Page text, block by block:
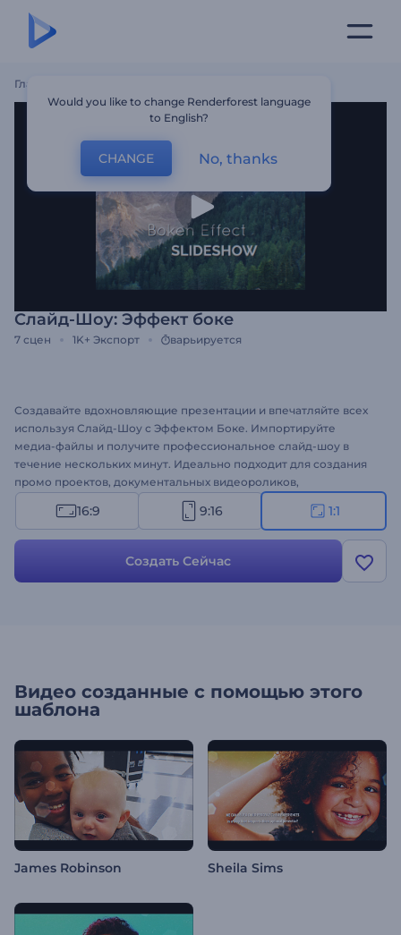
Главная
Слайд-Шоу: Эффект боке
7 сцен 1K+ Экспорт варьируется
Создавайте вдохновляющие презентации и впечатляйте всех
используя Слайд-Шоу с Эффектом Боке. Импортируйте
медиа-файлы и получите профессиональное слайд-шоу в
течение нескольких минут. Идеально подходит для создания
промо проектов, документальных видеороликов,
корпоративных презентаций и многого другого. Прикоснитесь
к правильным эмоциональным стрункам вашей аудитории!
16:9 9:16 1:1
Создать Сейчас
Видео созданные с помощью этого
шаблона
James Robinson Sheila Sims
Would you like to change Renderforest language
to English?
CHANGE No, thanks